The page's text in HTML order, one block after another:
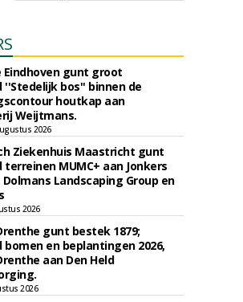
Eindhoven gunt groot
''Stedelijk bos'' binnen de
houtkap aan
Weijtmans.
2026
Ziekenhuis Maastricht gunt
terreinen MUMC+ aan Jonkers
Dolmans Landscaping Group en
2026
gunt bestek 1879;
bomen en beplantingen 2026,
aan Den Held
2026